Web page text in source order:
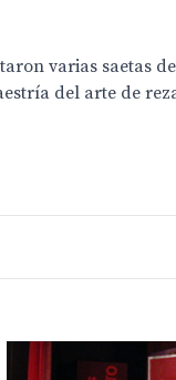
varias saetas
del arte de